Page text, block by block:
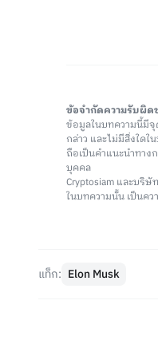
ข้อจำกัดความรับผิด
ข้อมูลในบทความนี้มีจุ
กล่าว และไม่มีสิ่งใด
ถือเป็นคำแนะนำทา
บุคคล
Cryptosiam และบริ
ในบทความนั้น เป็นคว
แท็ก: Elon Musk